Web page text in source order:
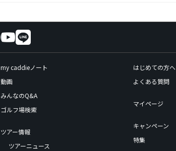
my caddieノート
動画
みんなのQ&A
ゴルフ場検索
ツアー情報
ツアーニュース
はじめての方へ
よくある質問
マイページ
キャンペーン
特集